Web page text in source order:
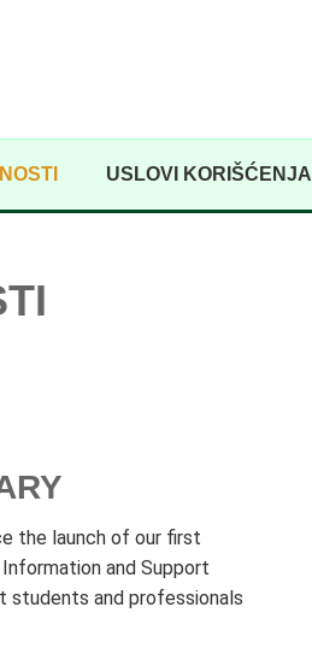
USLOVI KORIŠĆENJA
the launch of our first
Information and Support
students and professionals